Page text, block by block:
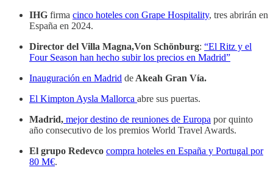
IHG firma cinco hoteles con Grape Hospitality, tres abrirán en
España en 2024.
Director del Villa Magna,Von Schönburg: “El Ritz y el
Four Season han hecho subir los precios en Madrid”
Inauguración en Madrid de Akeah Gran Vía.
El Kimpton Aysla Mallorca abre sus puertas.
Madrid, mejor destino de reuniones de Europa por quinto
año consecutivo de los premios World Travel Awards.
El grupo Redevco compra hoteles en España y Portugal por
80 M€.